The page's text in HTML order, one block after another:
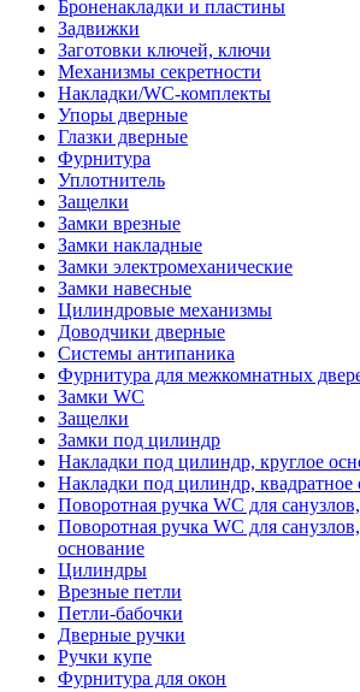
Броненакладки и пластины
Задвижки
Заготовки ключей, ключи
Механизмы секретности
Накладки/WC-комплекты
Упоры дверные
Глазки дверные
Фурнитура
Уплотнитель
Защелки
Замки врезные
Замки накладные
Замки электромеханические
Замки навесные
Цилиндровые механизмы
Доводчики дверные
Системы антипаника
Фурнитура для межкомнатных
Замки WC
Защелки
Замки под цилиндр
Накладки под цилиндр, круглое
Накладки под цилиндр, квадратное
Поворотная ручка WC для
Поворотная ручка WC для
основание
Цилиндры
Врезные петли
Петли-бабочки
Дверные ручки
Ручки купе
Фурнитура для окон